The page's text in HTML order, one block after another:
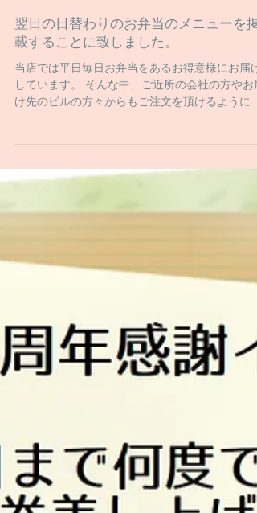
翌日の日替わりのお弁当のメニューを掲
載することに致しました。
当店では平日毎日お弁当をあるお得意様にお届け
しています。 そんな中、ご近所の会社の方やお
け先のビルの方々からもご注文を頂けるようにな
ざるを...